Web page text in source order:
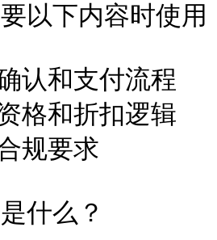
以下内容时使用
认和支付流程
格和折扣逻辑
规要求
什么？